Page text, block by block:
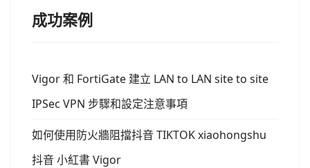
成功案例
Vigor 和 FortiGate 建立 LAN to LAN site to site
IPSec VPN 步驟和設定注意事項
如何使用防火牆阻擋抖音 TIKTOK xiaohongshu
抖音 小紅書 Vigor